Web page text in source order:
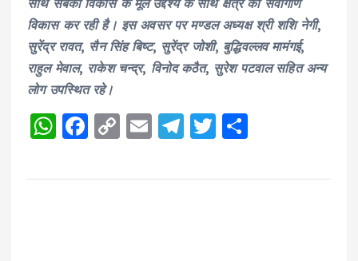
साथ सबका विकास के मूल उद्देश्य के साथ क्षेत्र का सर्वांगीण
विकास कर रही है। इस अवसर पर मण्डल अध्यक्ष श्री शशि नेगी,
सुरेंद्र रावत, सैन सिंह बिष्ट, सुरेंद्र जोशी, बुद्धिवल्लव मामंगई,
राहुल मेवाल, राकेश चन्द्र, विनोद कठैत, सुरेश पटवाल सहित अन्य
लोग उपस्थित रहे।
W
a
F
c
C
p
E
ai
T
e
T
it a